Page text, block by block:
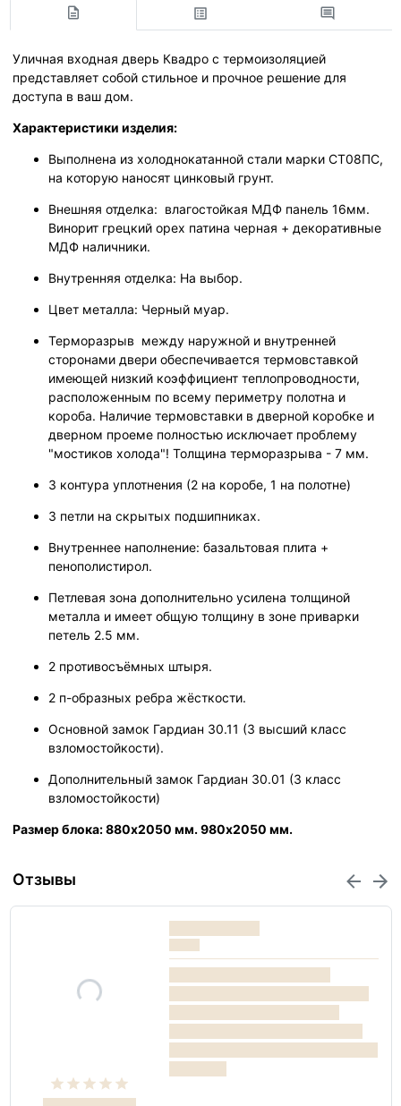
Уличная входная дверь Квадро с термоизоляцией
представляет собой стильное и прочное решение для
доступа в ваш дом.
Характеристики изделия:
Выполнена из холоднокатанной стали марки СТ08ПС,
на которую наносят цинковый грунт.
Внешняя отделка: влагостойкая МДФ панель 16мм.
Винорит грецкий орех патина черная + декоративные
МДФ наличники.
Внутренняя отделка: На выбор.
Цвет металла: Черный муар.
Терморазрыв между наружной и внутренней
сторонами двери обеспечивается термовставкой
имеющей низкий коэффициент теплопроводности,
расположенным по всему периметру полотна и
короба. Наличие термовставки в дверной коробке и
дверном проеме полностью исключает проблему
"мостиков холода"! Толщина терморазрыва - 7 мм.
3 контура уплотнения (2 на коробе, 1 на полотне)
3 петли на скрытых подшипниках.
Внутреннее наполнение: базальтовая плита +
пенополистирол.
Петлевая зона дополнительно усилена толщиной
металла и имеет общую толщину в зоне приварки
петель 2.5 мм.
2 противосъёмных штыря.
2 п-образных ребра жёсткости.
Основной замок Гардиан 30.11 (3 высший класс
взломостойкости).
Дополнительный замок Гардиан 30.01 (3 класс
взломостойкости)
Размер блока: 880х2050 мм. 980х2050 мм.
Отзывы